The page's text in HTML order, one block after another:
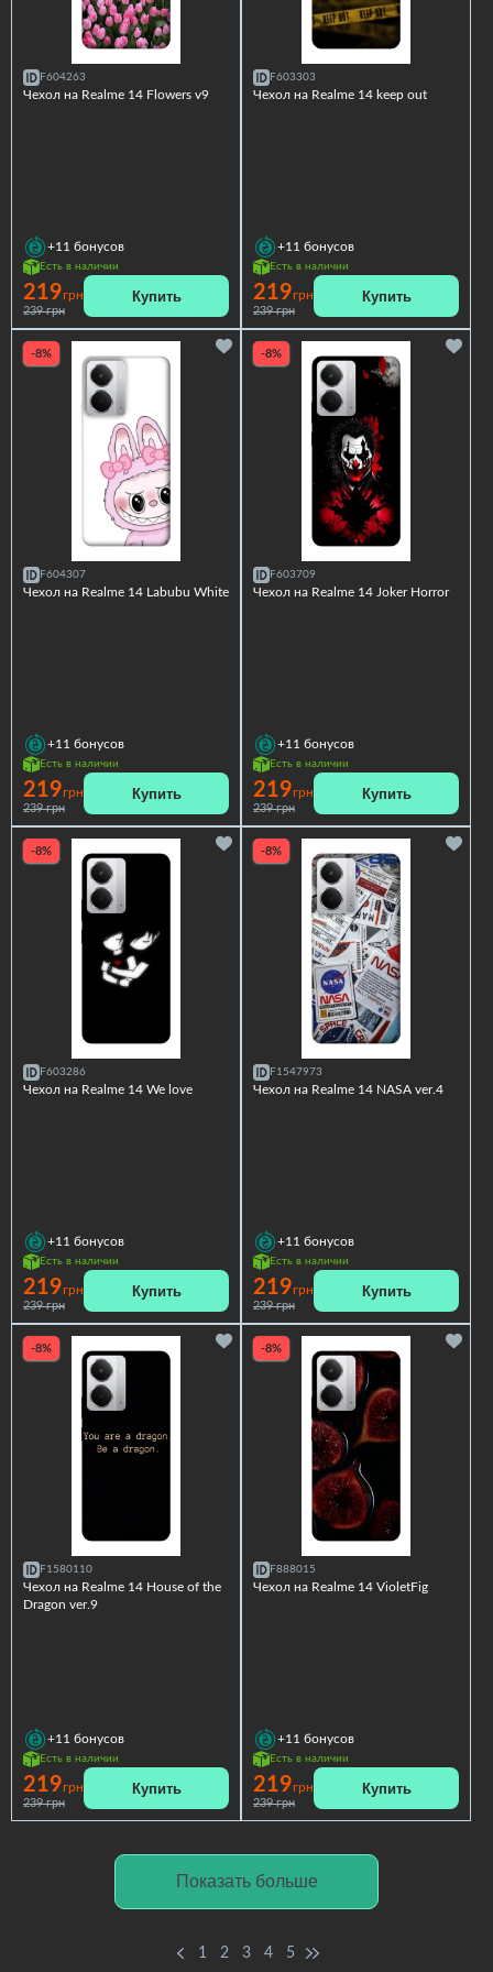
F604263
Чехол на Realme 14 Flowers v9
+11 бонусов
Есть в наличии
219грн
239 грн
Купить
F603303
Чехол на Realme 14 keep out
+11 бонусов
Есть в наличии
219грн
239 грн
Купить
-8%
F604307
Чехол на Realme 14 Labubu White
+11 бонусов
Есть в наличии
219грн
239 грн
Купить
-8%
F603709
Чехол на Realme 14 Joker Horror
+11 бонусов
Есть в наличии
219грн
239 грн
Купить
-8%
F603286
Чехол на Realme 14 We love
+11 бонусов
Есть в наличии
219грн
239 грн
Купить
-8%
F1547973
Чехол на Realme 14 NASA ver.4
+11 бонусов
Есть в наличии
219грн
239 грн
Купить
-8%
F1580110
Чехол на Realme 14 House of the
Dragon ver.9
+11 бонусов
Есть в наличии
219грн
239 грн
Купить
-8%
F888015
Чехол на Realme 14 VioletFig
+11 бонусов
Есть в наличии
219грн
239 грн
Купить
Показать больше
1 2 3 4 5